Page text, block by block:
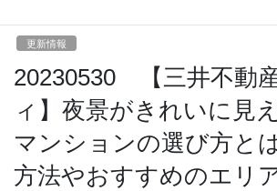
更新情報
20230530 【三井不動
ィ】夜景がきれいに見
マンションの選び方と
方法やおすすめのエリ